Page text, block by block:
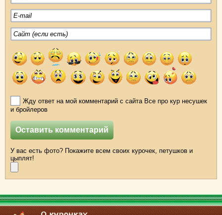
Жду ответ на мой комментарий с сайта Все про кур несушек
и бройлеров
У вас есть фото? Покажите всем своих курочек, петушков и
цыплят!